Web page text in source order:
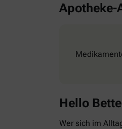
Apotheke-
Hello
Wer sich im